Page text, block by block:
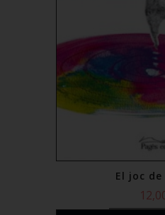
El joc